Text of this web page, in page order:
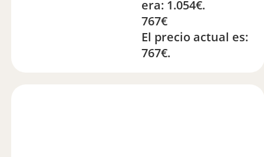
era: 1.054€.
767€
El precio actual es:
767€.